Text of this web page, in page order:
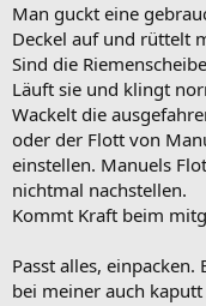
Man guckt eine
Deckel auf und rüttelt
Sind die
Läuft sie und klingt
Wackelt die
oder der Flott von
einstellen. Manuels
nichtmal nachstellen.
Kommt Kraft beim
Passt alles,
bei meiner auch